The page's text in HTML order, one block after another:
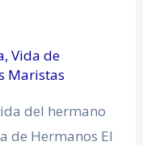
,Vida de
Maristas
del hermano
de Hermanos El